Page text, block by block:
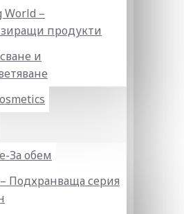
World –
продукти
и
За обем
Подхранваща серия